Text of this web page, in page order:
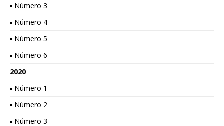
▪ Número 3
▪ Número 4
▪ Número 5
▪ Número 6
2020
▪ Número 1
▪ Número 2
▪ Número 3